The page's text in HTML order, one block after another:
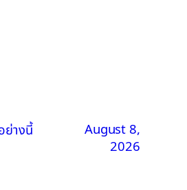
ย่างนี้
August 8,
2026